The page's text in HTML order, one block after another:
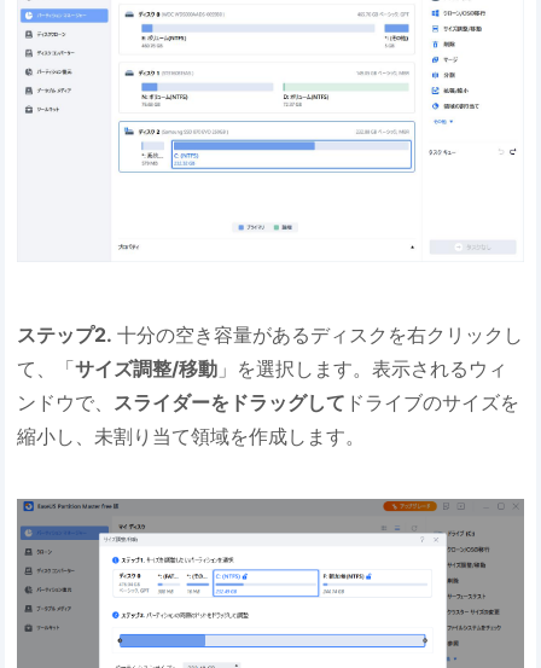
ステップ2.十分の空き容量があるディスクを右クリックし
て、「サイズ調整/移動 」を選択します。表示されるウィ
ンドウで、 スライダーをドラッグして ドライブのサイズを
縮小し、未割り当て領域を作成します。